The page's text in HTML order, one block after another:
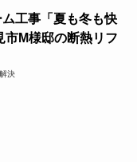
工事「夏も冬も快
市M様邸の断熱リフ
決